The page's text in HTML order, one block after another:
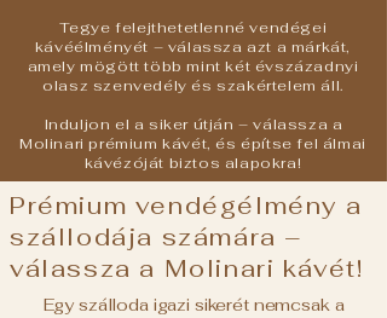
Tegye felejthetetlenné vendégei
kávéélményét – válassza azt a márkát,
amely mögött több mint két évszázadnyi
olasz szenvedély és szakértelem áll.
Induljon el a siker útján – válassza a
Molinari prémium kávét, és építse fel álmai
kávézóját biztos alapokra!
Prémium vendégélmény a
szállodája számára –
válassza a Molinari kávét!
Egy szálloda igazi sikerét nemcsak a